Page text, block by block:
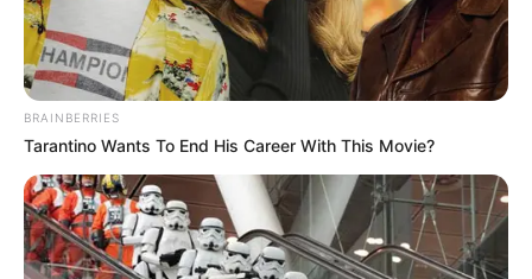
BRAINBERRIES
Tarantino Wants To End His Career With This Movie?